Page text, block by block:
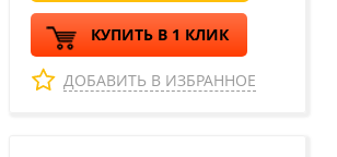
КУПИТЬ В 1 КЛИК
ДОБАВИТЬ В ИЗБРАННОЕ